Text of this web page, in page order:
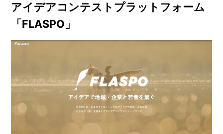
アイデアコンテストプラットフォーム
「FLASPO」